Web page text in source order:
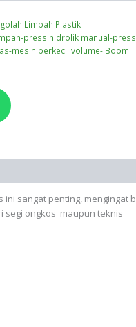
Limbah Plastik
press hidrolik manual-press
mesin perkecil volume- Boom
sangat penting, mengingat
segi ongkos maupun teknis